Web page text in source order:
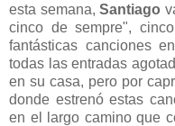
esta semana, Santiago
cinco de sempre",
fantásticas canciones
todas las entradas
en su casa, pero por
donde estrenó estas
en el largo camino que